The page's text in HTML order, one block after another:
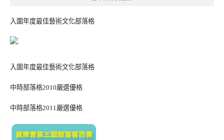
入圍年度最佳藝術文化部落格
入圍年度最佳藝術文化部落格
中時部落格2010嚴選優格
中時部落格2011嚴選優格